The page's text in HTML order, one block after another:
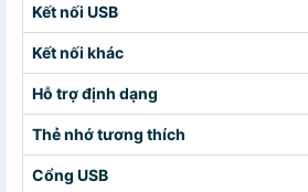
Kết nối USB
Kết nối khác
Hỗ trợ định dạng
Thẻ nhớ tương thích
Cổng USB